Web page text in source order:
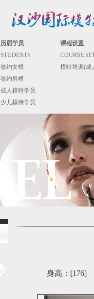
历届学员
课程设置
STUDENTS
COURSE
签约女模
模特培训(成
签约男模
成人模特学员
少儿模特学员
身高：[176]